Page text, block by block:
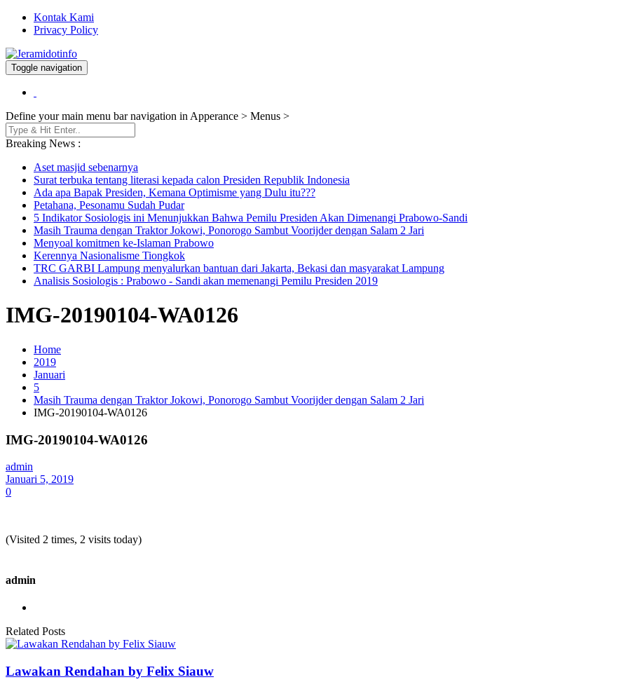
Kontak Kami
Privacy Policy
Jeramidotinfo
Berita dan Informasi Terkini
Toggle navigation
Define your main menu bar navigation in Apperance > Menus >
Breaking News :
Aset masjid sebenarnya
Surat terbuka tentang literasi kepada calon Presiden Republik Indonesia
Ada apa Bapak Presiden, Kemana Optimisme yang Dulu itu???
Petahana, Pesonamu Sudah Pudar
5 Indikator Sosiologis ini Menunjukkan Bahwa Pemilu Presiden Akan Dimenangi Prabowo-Sandi
Masih Trauma dengan Traktor Jokowi, Ponorogo Sambut Voorijder dengan Salam 2 Jari
Menyoal komitmen ke-Islaman Prabowo
Kerennya Nasionalisme Tiongkok
TRC GARBI Lampung menyalurkan bantuan dari Jakarta, Bekasi dan masyarakat Lampung
Analisis Sosiologis : Prabowo - Sandi akan memenangi Pemilu Presiden 2019
IMG-20190104-WA0126
Home
2019
Januari
5
Masih Trauma dengan Traktor Jokowi, Ponorogo Sambut Voorijder dengan Salam 2 Jari
IMG-20190104-WA0126
IMG-20190104-WA0126
admin
Januari 5, 2019
0
(Visited 2 times, 2 visits today)
admin
Related Posts
Lawakan Rendahan by Felix Siauw